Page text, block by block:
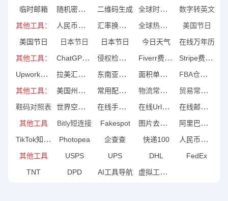
临时邮箱 随机密码生成 二维码生成 全球时间换算
数字转英文
其他工具：
人民币外汇牌价 汇率换算工具 全球热门节日
美国节日
美国节日
日本节日 日本节日 今日天气
在线万年历
其他工具：
ChatGPT指令 侵权检测工具 Fiverr费用计算
Stripe费用计算
Upwork费用计算
拉美汇率换算 东南亚汇率换算 面积单位换算 FBA仓库地址
其他工具： 美国州代码表 常用配色大全 物流常用术语 贸易常用术语
鞋码对照表 世界空港代码 在线手机号提取 在线Url链接提取 在线邮箱提取
其他工具 Bitly短连接 Fakespot 图片去除背景
阿里巴巴图标库
TikTok知识大纲
Photopea 企查查 快递100 人民币大小写转换
其他工具 USPS UPS DHL
FedEx
TNT
DPD AI工具导航 虚拟工具导航